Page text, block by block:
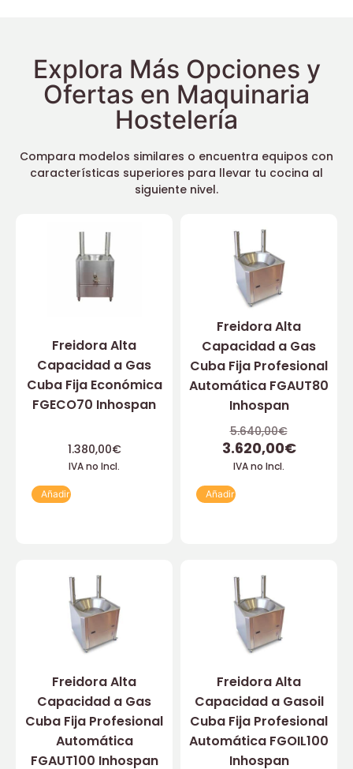
Explora Más Opciones y
Ofertas en Maquinaria
Hostelería
Compara modelos similares o encuentra equipos con
características superiores para llevar tu cocina al
siguiente nivel.
Freidora Alta
Capacidad a Gas
Cuba Fija Económica
FGECO70 Inhospan
1.380,00€
IVA no Incl.
Añadir
Freidora Alta
Capacidad a Gas
Cuba Fija Profesional
Automática FGAUT80
Inhospan
5.640,00€
3.620,00€
IVA no Incl.
Añadir
Freidora Alta
Capacidad a Gas
Cuba Fija Profesional
Automática
FGAUT100 Inhospan
Freidora Alta
Capacidad a Gasoil
Cuba Fija Profesional
Automática FGOIL100
Inhospan